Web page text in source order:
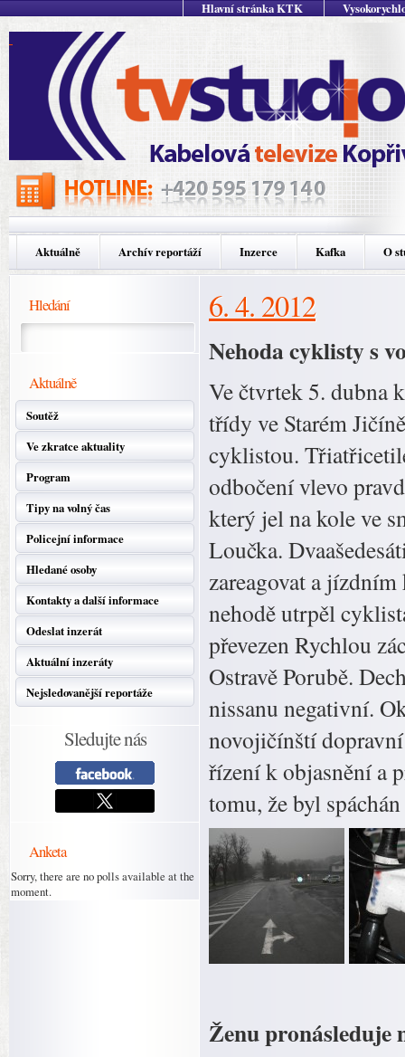
Hlavní stránka KTK
Aktuálně Archív reportáží Inzerce Kafka O
Hledání
Aktuálně
Soutěž
Ve zkratce aktuality
Program
Tipy na volný čas
Policejní informace
Hledané osoby
Kontakty a další informace
Odeslat inzerát
Aktuální inzeráty
Nejsledovanější reportáže
Sledujte nás
Anketa
Sorry, there are no polls available at the
moment.
6. 4. 2012
Nehoda cyklisty s
Ve čtvrtek 5. dubna
třídy ve Starém
cyklistou.
odbočení vlevo
který jel na kole ve
Loučka.
zareagovat a
nehodě utrpěl
převezen Rychlou
Ostravě Porubě.
nissanu negativní.
novojičínští
řízení k objasnění a
tomu, že byl
Ženu pronásleduje